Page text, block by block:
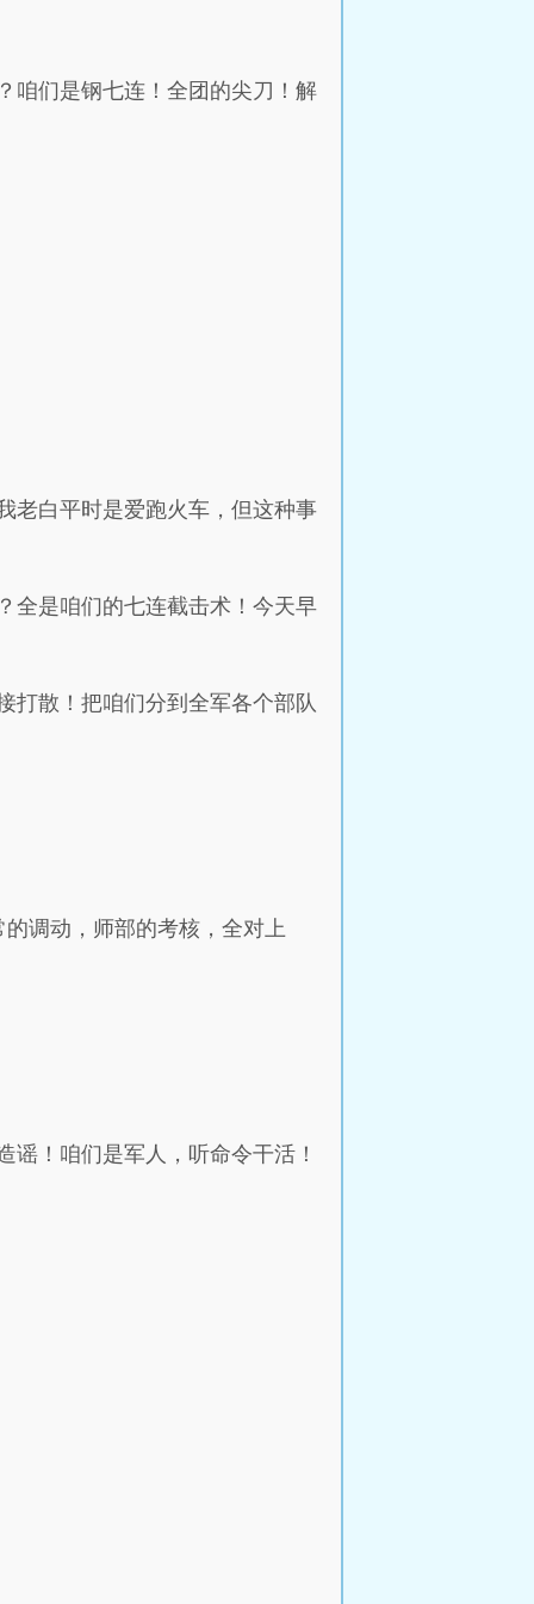
咱们是钢七连！全团的尖刀！解
老白平时是爱跑火车，但这种事
全是咱们的七连截击术！今天早
打散！把咱们分到全军各个部队
调动，师部的考核，全对上
！咱们是军人，听命令干活！